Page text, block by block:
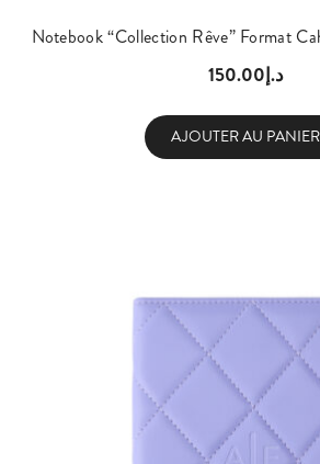
Notebook “Collection Rêve” Format
د.إ150.00
AJOUTER AU PANIER